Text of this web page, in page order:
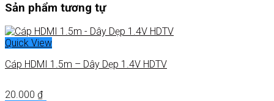
Sản phẩm tương tự
Quick View
Cáp HDMI 1.5m – Dây Dẹp 1.4V HDTV
20.000 ₫